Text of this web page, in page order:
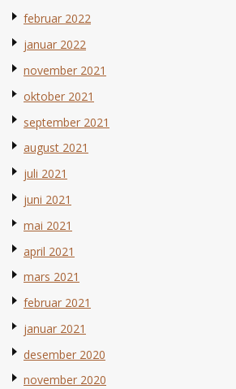
februar 2022
januar 2022
november 2021
oktober 2021
september 2021
august 2021
juli 2021
juni 2021
mai 2021
april 2021
mars 2021
februar 2021
januar 2021
desember 2020
november 2020